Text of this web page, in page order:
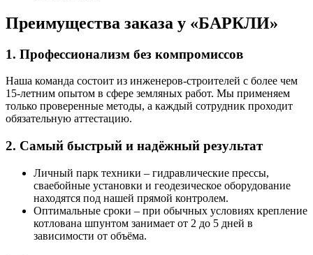
Преимущества заказа у «БАРКЛИ»
1. Профессионализм без компромиссов
Наша команда состоит из инженеров‑строителей с более чем
15‑летним опытом в сфере земляных работ. Мы применяем
только проверенные методы, а каждый сотрудник проходит
обязательную аттестацию.
2. Самый быстрый и надёжный результат
Личный парк техники – гидравлические прессы,
сваебойные установки и геодезическое оборудование
находятся под нашей прямой контролем.
Оптимальные сроки – при обычных условиях крепление
котлована шпунтом занимает от 2 до 5 дней в
зависимости от объёма.